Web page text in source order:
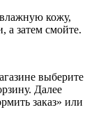
кожу,
а затем смойте.
выберите
Далее
заказ» или